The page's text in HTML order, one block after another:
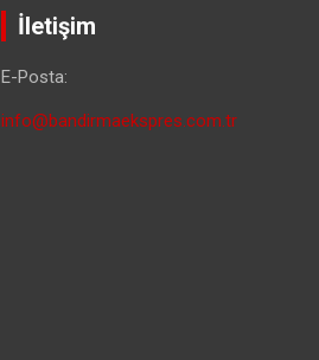
İletişim
E-Posta:
info@bandirmaekspres.com.tr